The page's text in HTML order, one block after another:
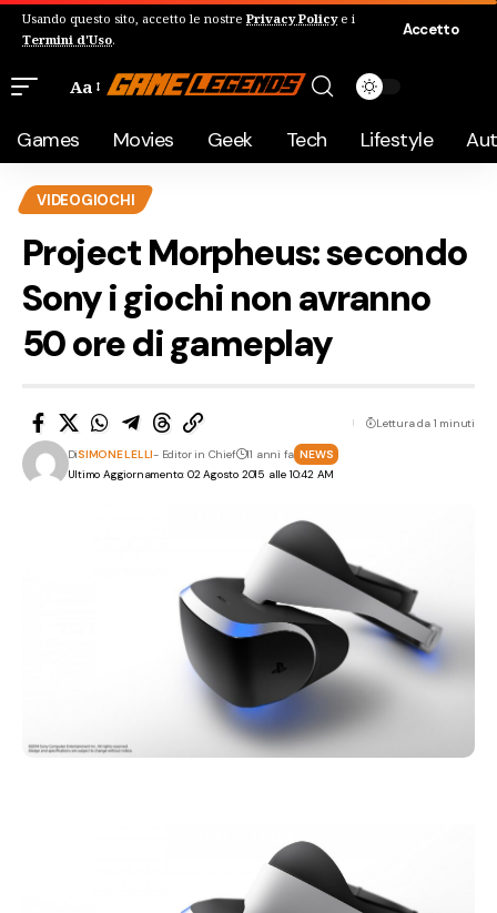
Usando questo sito, accetto le nostre Privacy Policye i
Termini d'Uso.
Accetto
Aa
Games Movies Geek Tech Lifestyle
VIDEOGIOCHI
Project Morpheus: secondo
Sony i giochi non avranno
50 ore di gameplay
Ultimo Aggiornamento: 02 Agosto 2015 alle 10:42 AM
DiSIMONE LELLI- Editor in Chief 11 anni fa NEWS
Lettura da 1 minuti